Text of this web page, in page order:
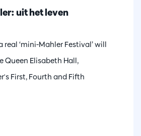
uit het leven
real ‘mini-Mahler Festival’ will
Queen Elisabeth Hall,
First, Fourth and Fifth